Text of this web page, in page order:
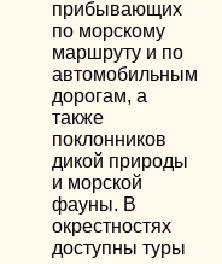
прибывающих
по морскому
маршруту и по
автомобильным
дорогам, а
также
поклонников
дикой природы
и морской
фауны. В
окрестностях
доступны туры